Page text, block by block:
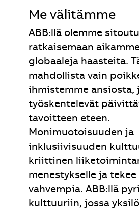
Me välitämme
ABB:llä olemme
ratkaisemaan
globaaleja haasteita.
mahdollista vain
ihmistemme ansiosta,
työskentelevät
tavoitteen eteen.
Monimuotoisuuden ja
inklusiivisuuden
kriittinen
menestykselle ja
vahvempia. ABB:llä
kulttuuriin, jossa